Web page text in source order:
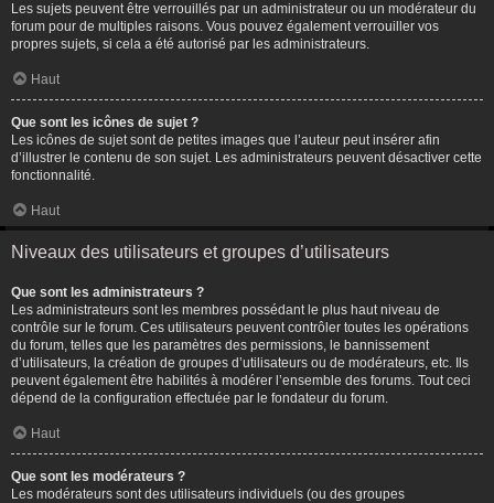
Les sujets peuvent être verrouillés par un administrateur ou un modérateur du
forum pour de multiples raisons. Vous pouvez également verrouiller vos
propres sujets, si cela a été autorisé par les administrateurs.
Haut
Que sont les icônes de sujet ?
Les icônes de sujet sont de petites images que l’auteur peut insérer afin
d’illustrer le contenu de son sujet. Les administrateurs peuvent désactiver cette
fonctionnalité.
Haut
Niveaux des utilisateurs et groupes d’utilisateurs
Que sont les administrateurs ?
Les administrateurs sont les membres possédant le plus haut niveau de
contrôle sur le forum. Ces utilisateurs peuvent contrôler toutes les opérations
du forum, telles que les paramètres des permissions, le bannissement
d’utilisateurs, la création de groupes d’utilisateurs ou de modérateurs, etc. Ils
peuvent également être habilités à modérer l’ensemble des forums. Tout ceci
dépend de la configuration effectuée par le fondateur du forum.
Haut
Que sont les modérateurs ?
Les modérateurs sont des utilisateurs individuels (ou des groupes